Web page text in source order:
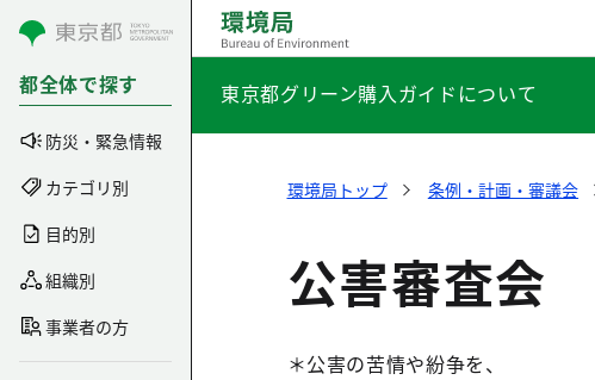
コンテンツにスキップ
都全体で探す
防災・緊急情報
カテゴリ別
目的別
組織別
事業者の方
東京都グリーン購入ガイドについて
環境局トップ 条例・計画・審議会
公害審査会
＊公害の苦情や紛争を、